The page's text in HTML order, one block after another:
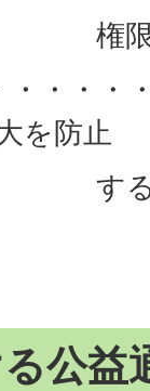
る
・・・
を防止
必
公益